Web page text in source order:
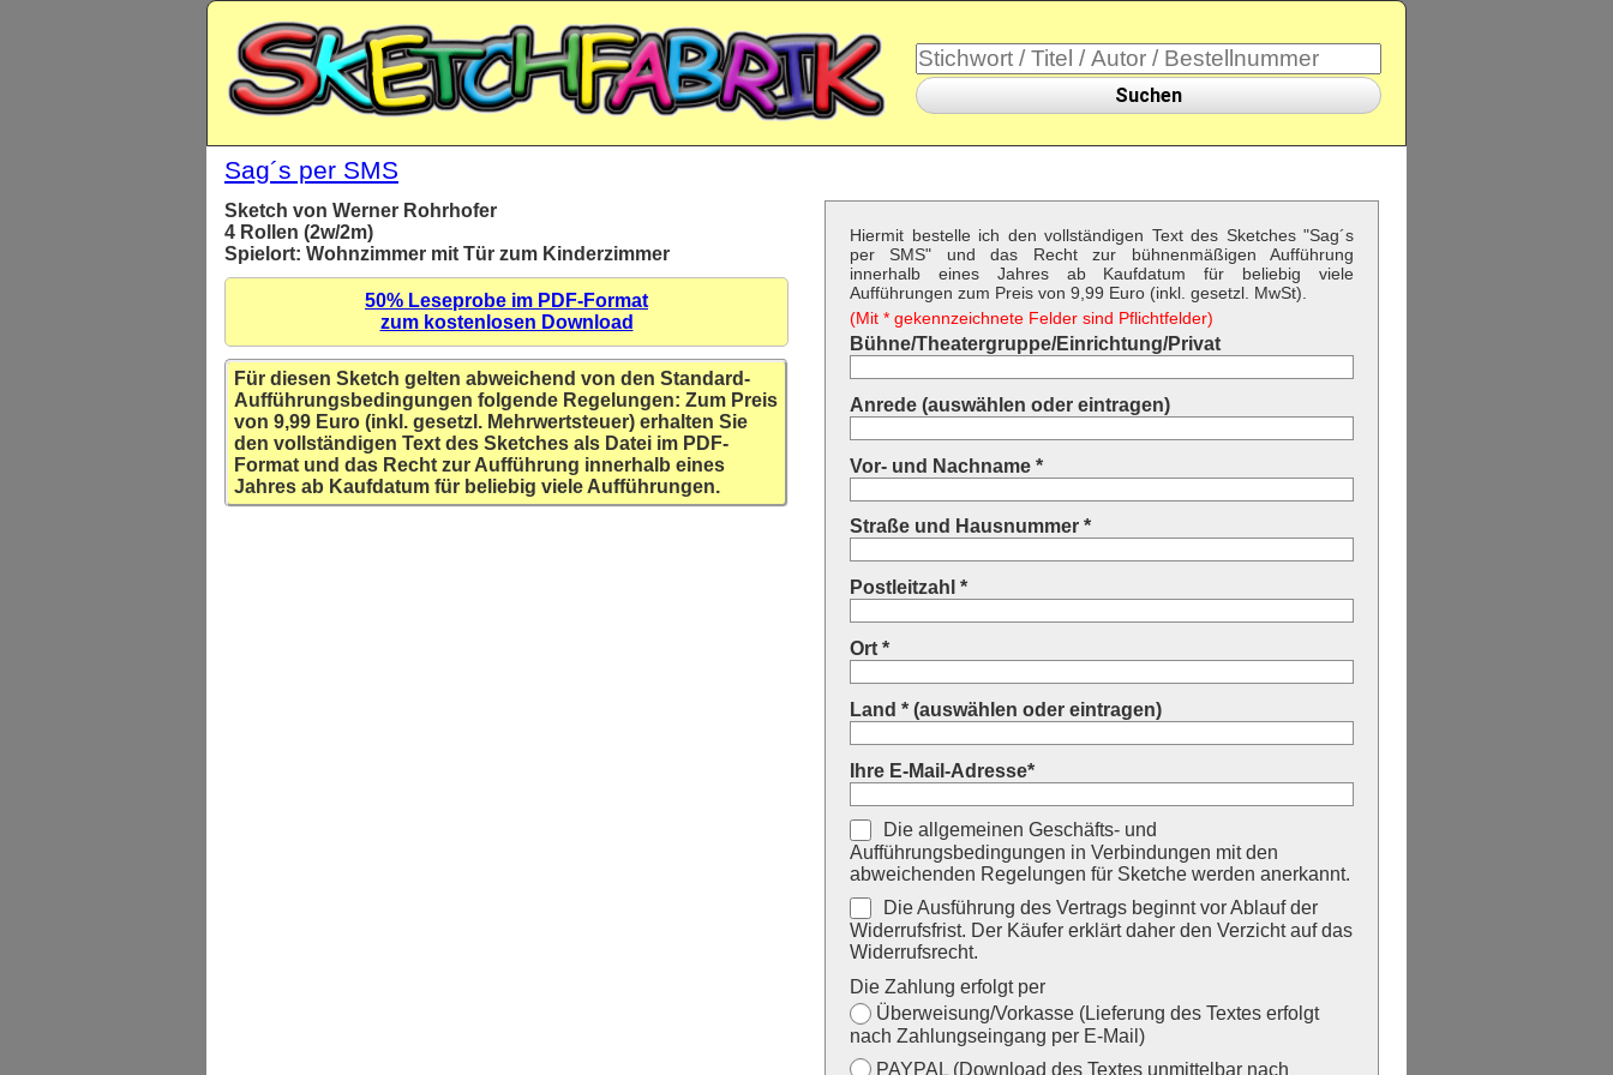
Suchen
Sag´s per SMS
Sketch von Werner Rohrhofer
4 Rollen (2w/2m)
Spielort: Wohnzimmer mit Tür zum Kinderzimmer
50% Leseprobe im PDF-Format
zum kostenlosen Download
Für diesen Sketch gelten abweichend von den Standard-
Aufführungsbedingungen folgende Regelungen: Zum Preis
von 9,99 Euro (inkl. gesetzl. Mehrwertsteuer) erhalten Sie
den vollständigen Text des Sketches als Datei im PDF-
Format und das Recht zur Aufführung innerhalb eines
Jahres ab Kaufdatum für beliebig viele Aufführungen.
Hiermit bestelle ich den vollständigen Text des Sketches "Sag´s
per SMS" und das Recht zur bühnenmäßigen Aufführung
innerhalb eines Jahres ab Kaufdatum für beliebig viele
Aufführungen zum Preis von 9,99 Euro (inkl. gesetzl. MwSt).
(Mit * gekennzeichnete Felder sind Pflichtfelder)
Bühne/Theatergruppe/Einrichtung/Privat
Anrede (auswählen oder eintragen)
Vor- und Nachname *
Straße und Hausnummer *
Postleitzahl *
Ort *
Land * (auswählen oder eintragen)
Ihre E-Mail-Adresse*
Die allgemeinen Geschäfts- und
Aufführungsbedingungen in Verbindungen mit den
abweichenden Regelungen für Sketche werden anerkannt.
Die Ausführung des Vertrags beginnt vor Ablauf der
Widerrufsfrist. Der Käufer erklärt daher den Verzicht auf das
Widerrufsrecht.
Die Zahlung erfolgt per
Überweisung/Vorkasse (Lieferung des Textes erfolgt
nach Zahlungseingang per E-Mail)
PAYPAL (Download des Textes unmittelbar nach